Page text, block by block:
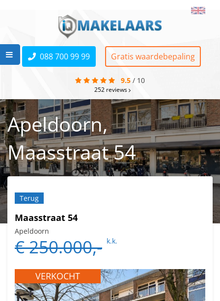
088 700 99 99 Gratis waardebepaling
9.5 / 10
252 reviews
Apeldoorn,
Maasstraat 54
Terug
Maasstraat 54
Apeldoorn
€ 250.000,- k.k.
VERKOCHT